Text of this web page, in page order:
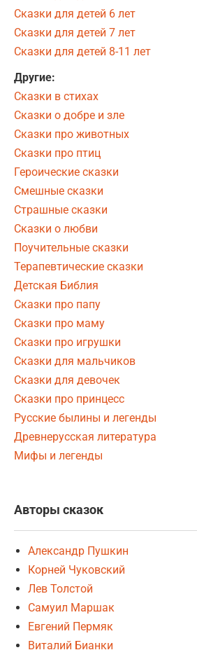
Сказки для детей 6 лет
Сказки для детей 7 лет
Сказки для детей 8-11 лет
Другие:
Сказки в стихах
Сказки о добре и зле
Сказки про животных
Сказки про птиц
Героические сказки
Смешные сказки
Страшные сказки
Сказки о любви
Поучительные сказки
Терапевтические сказки
Детская Библия
Сказки про папу
Сказки про маму
Сказки про игрушки
Сказки для мальчиков
Сказки для девочек
Сказки про принцесс
Русские былины и легенды
Древнерусская литература
Мифы и легенды
Авторы сказок
Александр Пушкин
Корней Чуковский
Лев Толстой
Самуил Маршак
Евгений Пермяк
Виталий Бианки